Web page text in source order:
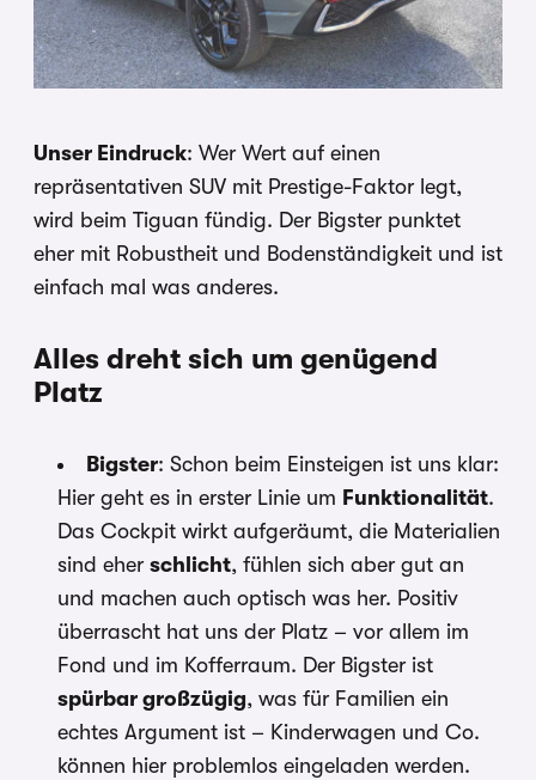
Unser Eindruck: Wer Wert auf einen
repräsentativen SUV mit Prestige-Faktor legt,
wird beim Tiguan fündig. Der Bigster punktet
eher mit Robustheit und Bodenständigkeit und ist
einfach mal was anderes.
Alles dreht sich um genügend
Platz
Bigster: Schon beim Einsteigen ist uns klar:
Hier geht es in erster Linie um Funktionalität.
Das Cockpit wirkt aufgeräumt, die Materialien
sind eher schlicht, fühlen sich aber gut an
und machen auch optisch was her. Positiv
überrascht hat uns der Platz – vor allem im
Fond und im Kofferraum. Der Bigster ist
spürbar großzügig, was für Familien ein
echtes Argument ist – Kinderwagen und Co.
können hier problemlos eingeladen werden.